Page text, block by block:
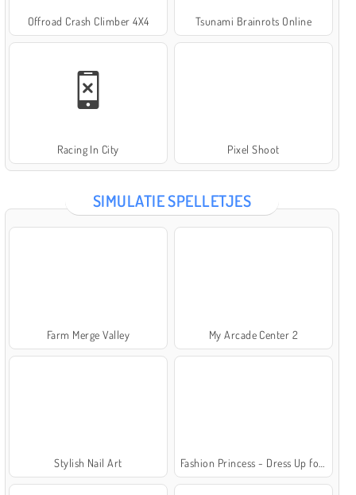
Offroad Crash Climber 4X4 Tsunami Brainrots Online
Racing In City Pixel Shoot
SIMULATIE SPELLETJES
Farm Merge Valley My Arcade Center 2
Stylish Nail Art